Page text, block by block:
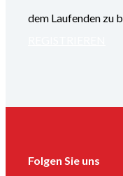
dem Laufenden zu
Folgen Sie uns